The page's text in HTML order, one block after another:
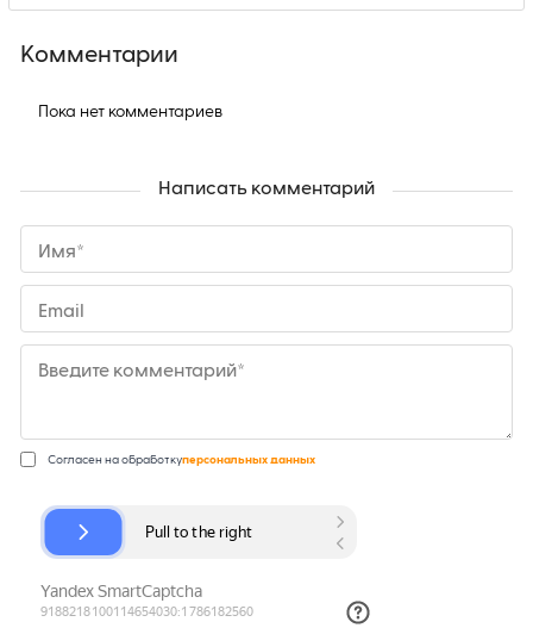
Комментарии
Пока нет комментариев
Написать комментарий
Имя*
Email
Введите комментарий*
Согласен на обработкуперсональных данных